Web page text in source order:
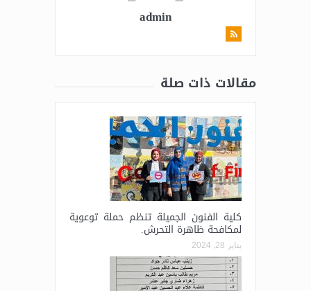
admin
مقالات ذات صلة
كلية الفنون الجميلة تنظم حملة توعوية
لمكافحة ظاهرة التحرش.
يناير 28, 2024